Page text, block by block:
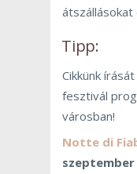
Tipp:
Cikkünk
fesztivál
városban!
Notte di